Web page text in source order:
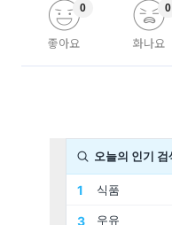
좋아요
0
화나요
0